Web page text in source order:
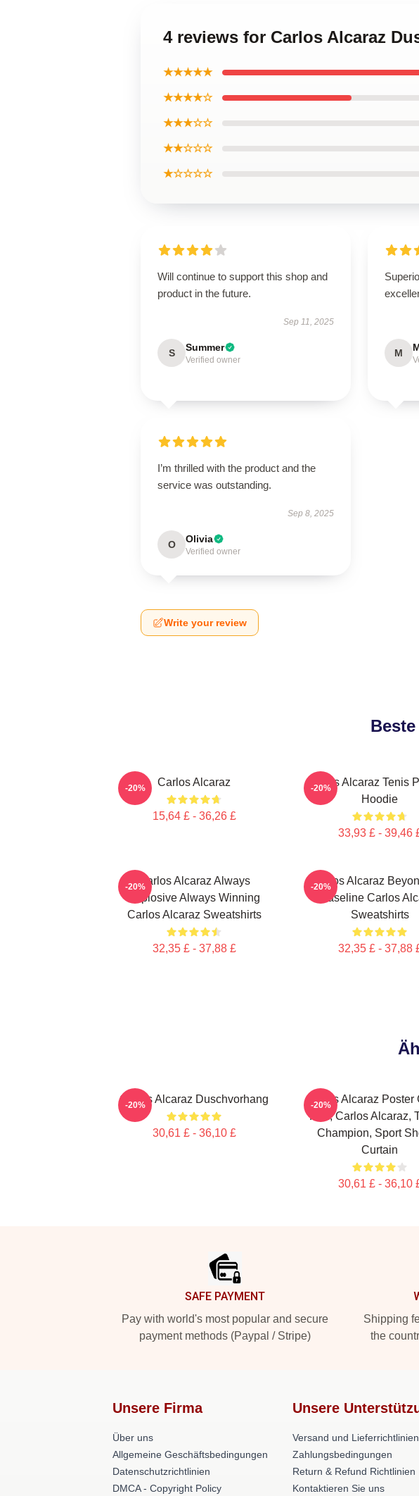
4 reviews for Carlos Alcaraz
★★★★★
★★★★☆
★★★☆☆
★★☆☆☆
★☆☆☆☆
Will continue to support this shop and
product in the future.
Sep 11, 2025
S Summer
Verified owner
M
I’m thrilled with the product and the
service was outstanding.
Sep 8, 2025
O Olivia
Verified owner
Write your review
Carlos Alcaraz
15,64 £ - 36,26 £
-20%
Carlos Alcaraz Tenis
Hoodie
33,93 £ - 39,46
-20%
Carlos Alcaraz Always
Explosive Always Winning
Carlos Alcaraz Sweatshirts
32,35 £ - 37,88 £
-20%
Carlos Alcaraz
Baseline Carlos
Sweatshirts
32,35 £ - 37,88
-20%
Carlos Alcaraz Duschvorhang
30,61 £ - 36,10 £
-20%
Carlos Alcaraz Poster
Him, Carlos Alcaraz,
Champion, Sport
Curtain
30,61 £ - 36,10
-20%
SAFE PAYMENT
Pay with world's most popular and secure
payment methods (Paypal / Stripe)
Shipping
the
Unsere Firma
Über uns
Allgemeine Geschäftsbedingungen
Datenschutzrichtlinien
DMCA - Copyright Policy
Unsere
Versand und Lieferrichtlinien
Zahlungsbedingungen
Return & Refund Richtlinien
Kontaktieren Sie uns